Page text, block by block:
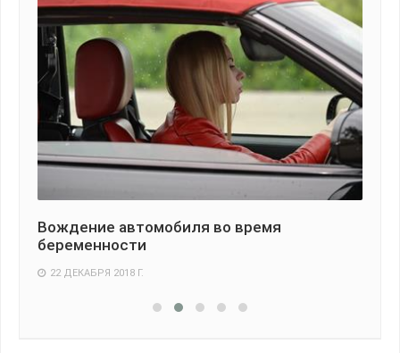
Вождение автомобиля во время
беременности
22 ДЕКАБРЯ 2018 Г.